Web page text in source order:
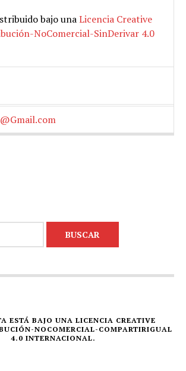
bajo unaLicencia Creative
NoComercial-SinDerivar 4.0
ESTÁ BAJO UNA LICENCIA CREATIVE
NOCOMERCIAL-COMPARTIRIGUAL
4.0 INTERNACIONAL.